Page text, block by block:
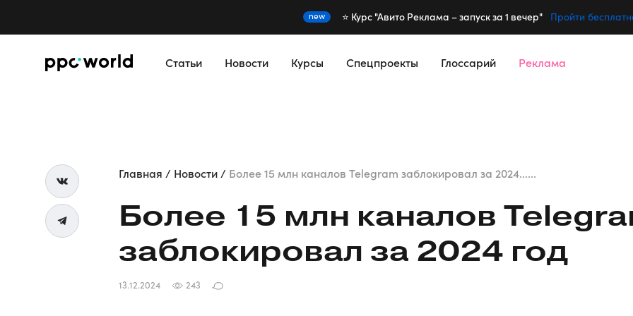
new ⭐️ Курс "Авито Реклама – запуск за 1 вечер" Пройти
Статьи Новости Курсы Спецпроекты Глоссарий Реклама
Главная Новости Более 15 млн каналов Telegram заблокировал за 2024......
Более 15 млн каналов
заблокировал за 2024 год
13.12.2024 243